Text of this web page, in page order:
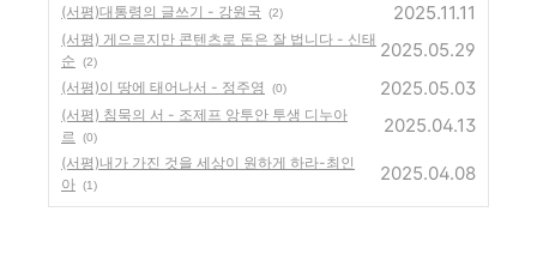
(서평)대통령의 글쓰기 - 강원국 (2) 2025.11.11
(서평) 게으르지만 콘텐츠로 돈은 잘 법니다 - 신태
순
(2)
2025.05.29
(서평)이 땅에 태어나서 - 정주영 (0) 2025.05.03
(서평) 침묵의 서 - 조제프 앙투안 투생 디누아
르
(0)
2025.04.13
(서평)내가 가진 것을 세상이 원하게 하라-최인
아 (1)
2025.04.08